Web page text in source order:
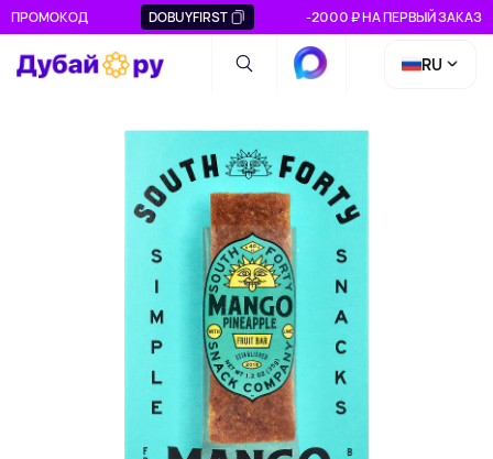
ПРОМОКОД DOBUYFIRST -2000 ₽ НА ПЕРВЫЙ ЗАКАЗ
RU